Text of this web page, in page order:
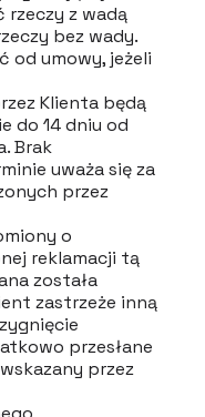
rzeczy z wadą
bez wady.
od umowy, jeżeli
Klienta będą
do 14 dniu od
Brak
uważa się za
przez
o
reklamacji tą
została
zastrzeże inną
przesłane
przez